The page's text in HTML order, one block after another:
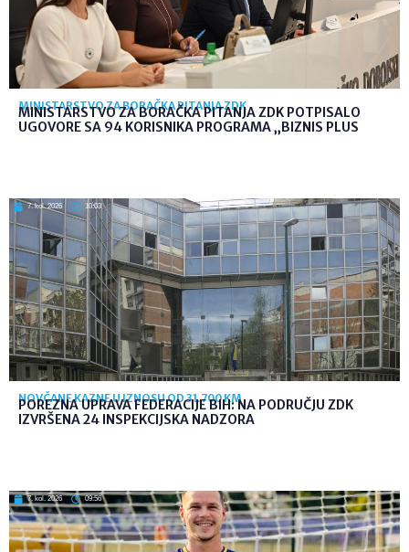
MINISTARSTVO ZA BORAČKA PITANJA ZDK
MINISTARSTVO ZA BORAČKA PITANJA ZDK POTPISALO
UGOVORE SA 94 KORISNIKA PROGRAMA „BIZNIS PLUS
7. kol. 2026 10:03
NOVČANE KAZNE U IZNOSU OD 31.700 KM
POREZNA UPRAVA FEDERACIJE BIH: NA PODRUČJU ZDK
IZVRŠENA 24 INSPEKCIJSKA NADZORA
7. kol. 2026 09:56